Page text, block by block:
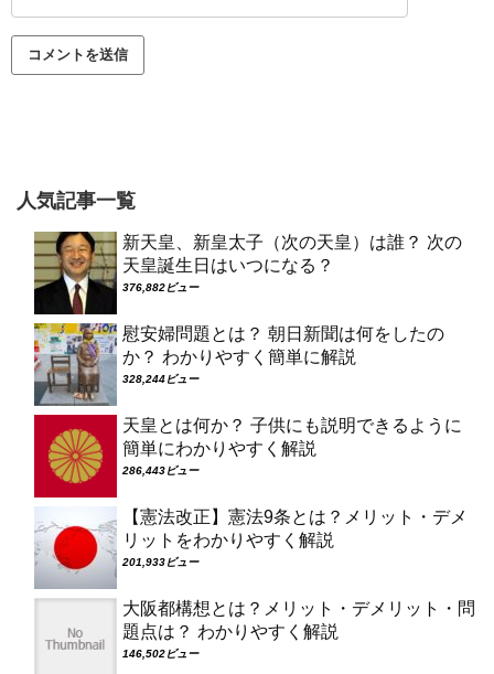
人気記事一覧
新天皇、新皇太子（次の天皇）は誰？ 次の
天皇誕生日はいつになる？
376,882ビュー
慰安婦問題とは？ 朝日新聞は何をしたの
か？ わかりやすく簡単に解説
328,244ビュー
天皇とは何か？ 子供にも説明できるように
簡単にわかりやすく解説
286,443ビュー
【憲法改正】憲法9条とは？メリット・デメ
リットをわかりやすく解説
201,933ビュー
大阪都構想とは？メリット・デメリット・問
題点は？ わかりやすく解説
146,502ビュー